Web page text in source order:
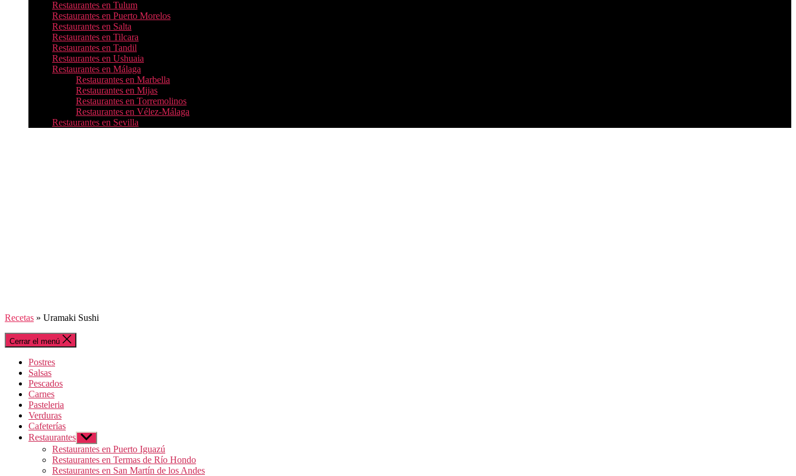
Restaurantes en Tulum
Restaurantes en Puerto Morelos
Restaurantes en Salta
Restaurantes en Tilcara
Restaurantes en Tandil
Restaurantes en Ushuaia
Restaurantes en Málaga
Restaurantes en Marbella
Restaurantes en Mijas
Restaurantes en Torremolinos
Restaurantes en Vélez-Málaga
Restaurantes en Sevilla
Recetas » Uramaki Sushi
Cerrar el menú
Postres
Salsas
Pescados
Carnes
Pasteleria
Verduras
Cafeterías
Restaurantes Mostrar
el
submenú
Restaurantes en Puerto Iguazú
Restaurantes en Termas de Río Hondo
Restaurantes en San Martín de los Andes